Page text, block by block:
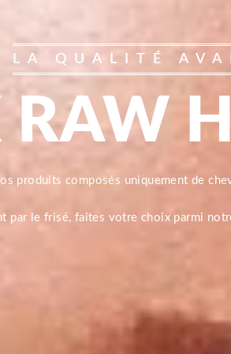
LA QUALITÉ
RAW
produits composés uniquement de
par le frisé, faites votre choix parmi